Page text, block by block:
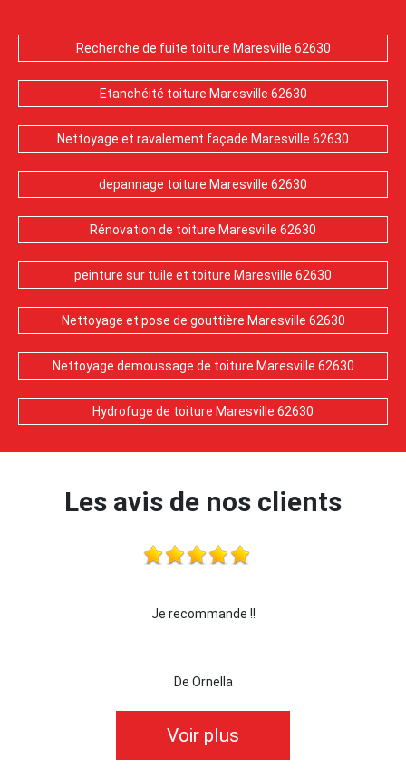
Recherche de fuite toiture Maresville 62630
Etanchéité toiture Maresville 62630
Nettoyage et ravalement façade Maresville 62630
depannage toiture Maresville 62630
Rénovation de toiture Maresville 62630
peinture sur tuile et toiture Maresville 62630
Nettoyage et pose de gouttière Maresville 62630
Nettoyage demoussage de toiture Maresville 62630
Hydrofuge de toiture Maresville 62630
Les avis de nos clients
Je recommande !!
De Ornella
Voir plus